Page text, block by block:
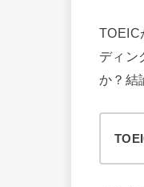
TOEIC
ディン
か？結